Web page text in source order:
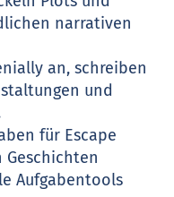
narrativen
an, schreiben
und
für Escape
Geschichten
Aufgabentools